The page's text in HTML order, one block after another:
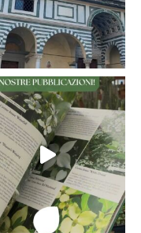
ragazzi del Liceo
del Concorso
Discover Pistoia
ad ingresso libero
tesori
a pagamento (€ 15,00),
rose
il tuo tè ai fiori, vivi la
a noi!
di e 10,00